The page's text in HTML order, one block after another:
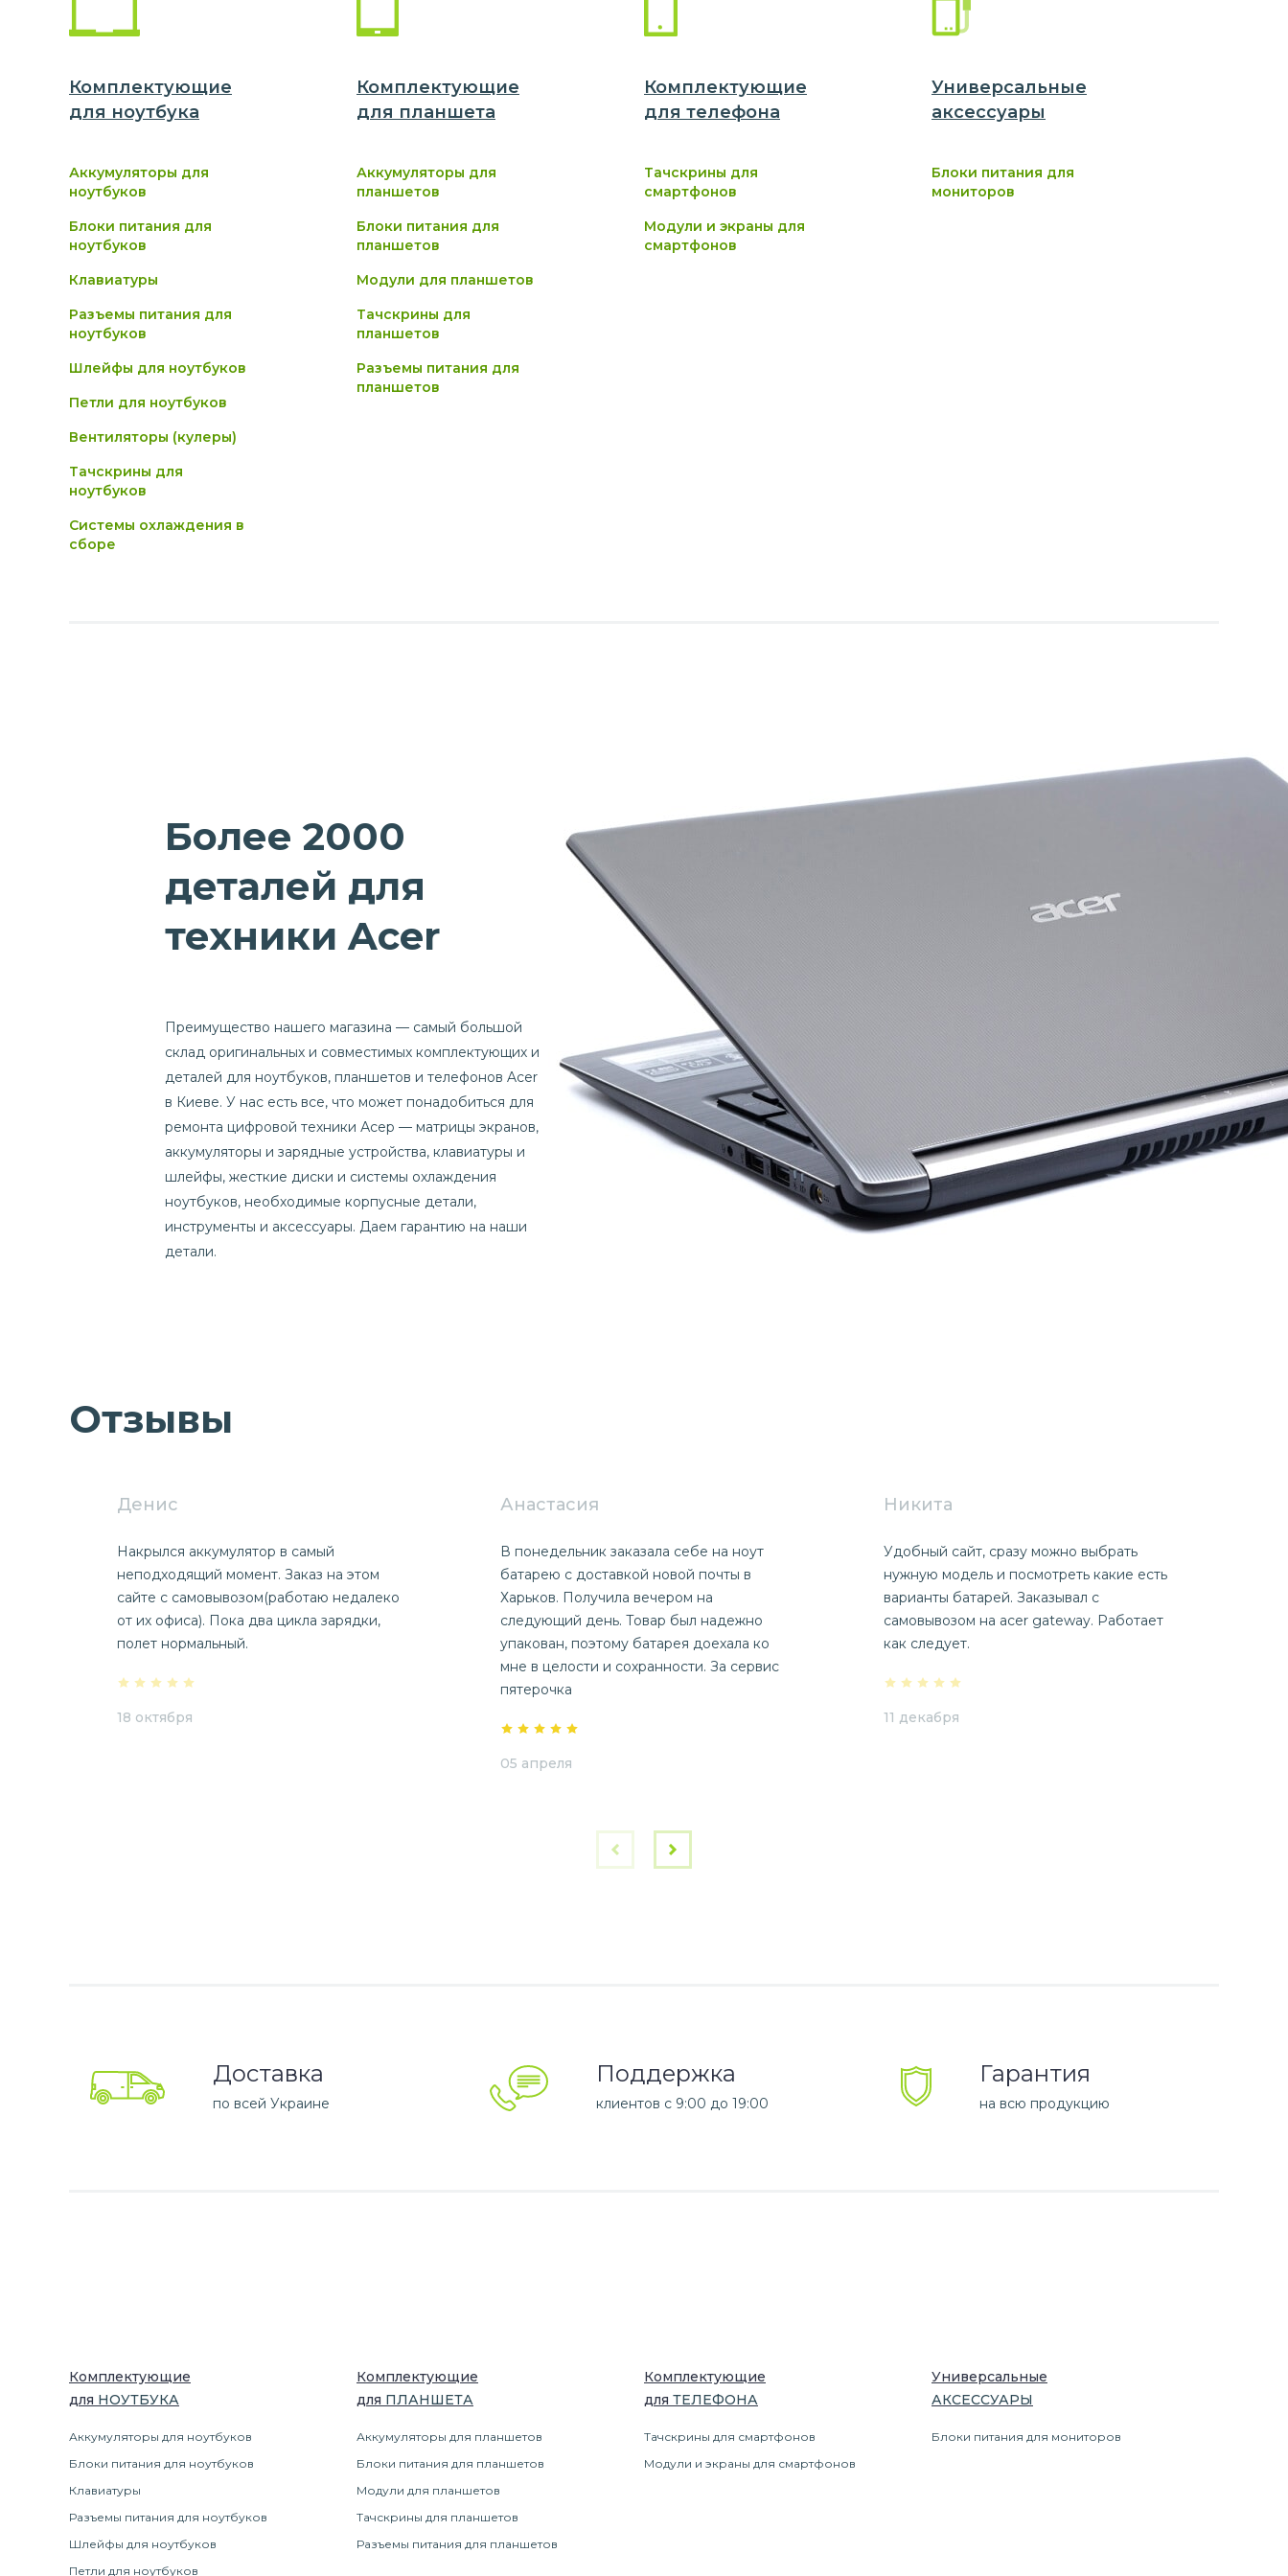
Комплектующие
для ноутбука
Аккумуляторы для
ноутбуков
Блоки питания для
ноутбуков
Клавиатуры
Разъемы питания для
ноутбуков
Шлейфы для ноутбуков
Петли для ноутбуков
Вентиляторы (кулеры)
Тачскрины для
ноутбуков
Системы охлаждения в
сборе
Комплектующие
для планшета
Аккумуляторы для
планшетов
Блоки питания для
планшетов
Модули для планшетов
Тачскрины для
планшетов
Разъемы питания для
планшетов
Комплектующие
для телефона
Тачскрины для
смартфонов
Модули и экраны для
смартфонов
Универсальные
аксессуары
Блоки питания для
мониторов
Более 2000
деталей для
техники Acer
Преимущество нашего магазина — самый большой
склад оригинальных и совместимых комплектующих и
деталей для ноутбуков, планшетов и телефонов Acer
в Киеве. У нас есть все, что может понадобиться для
ремонта цифровой техники Асер — матрицы экранов,
аккумуляторы и зарядные устройства, клавиатуры и
шлейфы, жесткие диски и системы охлаждения
ноутбуков, необходимые корпусные детали,
инструменты и аксессуары. Даем гарантию на наши
детали.
Отзывы
Денис
Накрылся аккумулятор в самый
неподходящий момент. Заказ на этом
сайте с самовывозом(работаю недалеко
от их офиса). Пока два цикла зарядки,
полет нормальный.
18 октября
Анастасия
В понедельник заказала себе на ноут
батарею с доставкой новой почты в
Харьков. Получила вечером на
следующий день. Товар был надежно
упакован, поэтому батарея доехала ко
мне в целости и сохранности. За сервис
пятерочка
05 апреля
Никита
Удобный сайт, сразу можно выбрать
нужную модель и посмотреть какие есть
варианты батарей. Заказывал с
самовывозом на acer gateway. Работает
как следует.
11 декабря
Доставка
по всей Украине
Поддержка
клиентов c 9:00 до 19:00
Гарантия
на всю продукцию
Комплектующие
для НОУТБУКА
Аккумуляторы для ноутбуков
Блоки питания для ноутбуков
Клавиатуры
Разъемы питания для ноутбуков
Шлейфы для ноутбуков
Петли для ноутбуков
Комплектующие
для ПЛАНШЕТА
Аккумуляторы для планшетов
Блоки питания для планшетов
Модули для планшетов
Тачскрины для планшетов
Разъемы питания для планшетов
Комплектующие
для ТЕЛЕФОНА
Тачскрины для смартфонов
Модули и экраны для смартфонов
Универсальные
АКСЕССУАРЫ
Блоки питания для мониторов